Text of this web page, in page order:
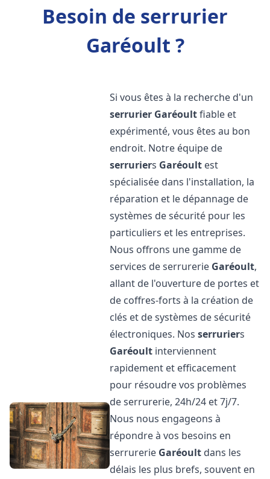
Besoin de serrurier
Garéoult ?
Si vous êtes à la recherche d'un
serrurier Garéoultfiable et
expérimenté, vous êtes au bon
endroit. Notre équipe de
serruriers Garéoult est
spécialisée dans l'installation, la
réparation et le dépannage de
systèmes de sécurité pour les
particuliers et les entreprises.
Nous offrons une gamme de
services de serrurerie Garéoult,
allant de l'ouverture de portes et
de coffres-forts à la création de
clés et de systèmes de sécurité
électroniques. Nosserruriers
Garéoult interviennent
rapidement et efficacement
pour résoudre vos problèmes
de serrurerie, 24h/24 et 7j/7.
Nous nous engageons à
répondre à vos besoins en
serrurerie Garéoult dans les
délais les plus brefs, souvent en